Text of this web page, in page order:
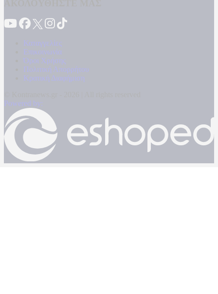
Καταγγελίες
Επικοινωνία
Όροι Χρήσης
Πολιτική Απορρήτου
Κρατική Διαφήμιση
Powered by: